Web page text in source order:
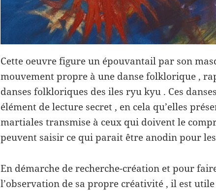
Cette oeuvre figure un épouvantail par son
mouvement propre à une danse folklorique ,
danses folkloriques des iles ryu kyu . Ces
élément de lecture secret , en cela qu’elles
martiales transmise à ceux qui doivent le
peuvent saisir ce qui parait être anodin pour
En démarche de recherche-création et pour
l’observation de sa propre créativité , il est